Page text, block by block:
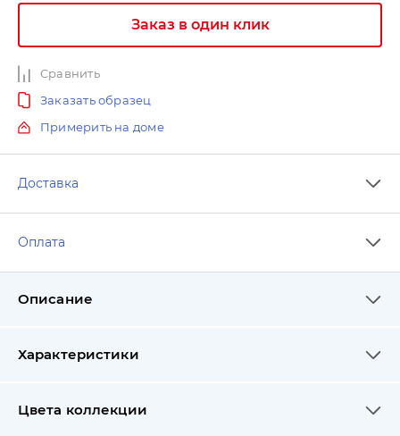
Заказ в один клик
Сравнить
Заказать образец
Примерить на доме
Доставка
Оплата
Описание
Характеристики
Цвета коллекции